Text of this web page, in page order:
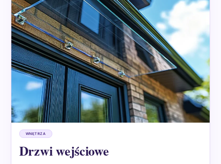
WNĘTRZA
Drzwi wejściowe